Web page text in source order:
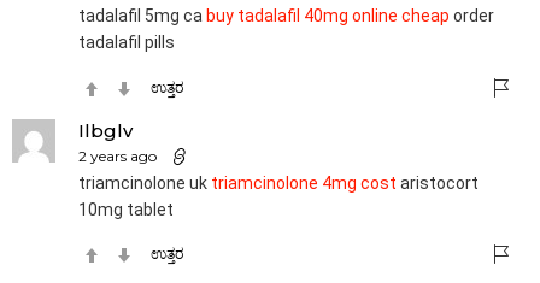
tadalafil 5mg ca buy tadalafil 40mg online cheap order
tadalafil pills
ಉತ್ತರ
Ilbglv
2 years ago
triamcinolone uk triamcinolone 4mg cost aristocort
10mg tablet
ಉತ್ತರ